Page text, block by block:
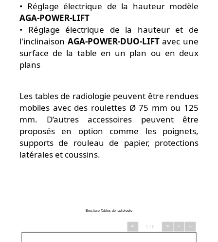
• Réglage électrique de la hauteur modèle
AGA-POWER-LIFT
• Réglage électrique de la hauteur et de
l'inclinaison AGA-POWER-DUO-LIFTavec une
surface de la table en un plan ou en deux
plans
Les tables de radiologie peuvent être rendues
mobiles avec des roulettes Ø 75 mm ou 125
mm. D’autres accessoires peuvent être
proposés en option comme les poignets,
supports de rouleau de papier, protections
latérales et coussins.
Brochure Tables de radiologie
< 1 / 6 > + -